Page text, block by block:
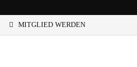
MITGLIED WERDEN